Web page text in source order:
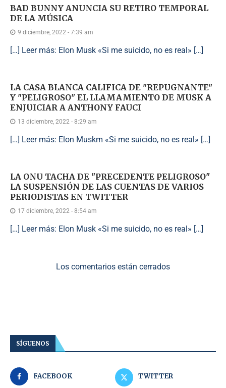
BAD BUNNY ANUNCIA SU RETIRO TEMPORAL
DE LA MÚSICA
9 diciembre, 2022 - 7:39 am
[…] Leer más: Elon Musk «Si me suicido, no es real» […]
LA CASA BLANCA CALIFICA DE "REPUGNANTE"
Y "PELIGROSO" EL LLAMAMIENTO DE MUSK A
ENJUICIAR A ANTHONY FAUCI
13 diciembre, 2022 - 8:29 am
[…] Leer más: Elon Muskm «Si me suicido, no es real» […]
LA ONU TACHA DE "PRECEDENTE PELIGROSO"
LA SUSPENSIÓN DE LAS CUENTAS DE VARIOS
PERIODISTAS EN TWITTER
17 diciembre, 2022 - 8:54 am
[…] Leer más: Elon Musk «Si me suicido, no es real» […]
Los comentarios están cerrados
SÍGUENOS
FACEBOOK TWITTER